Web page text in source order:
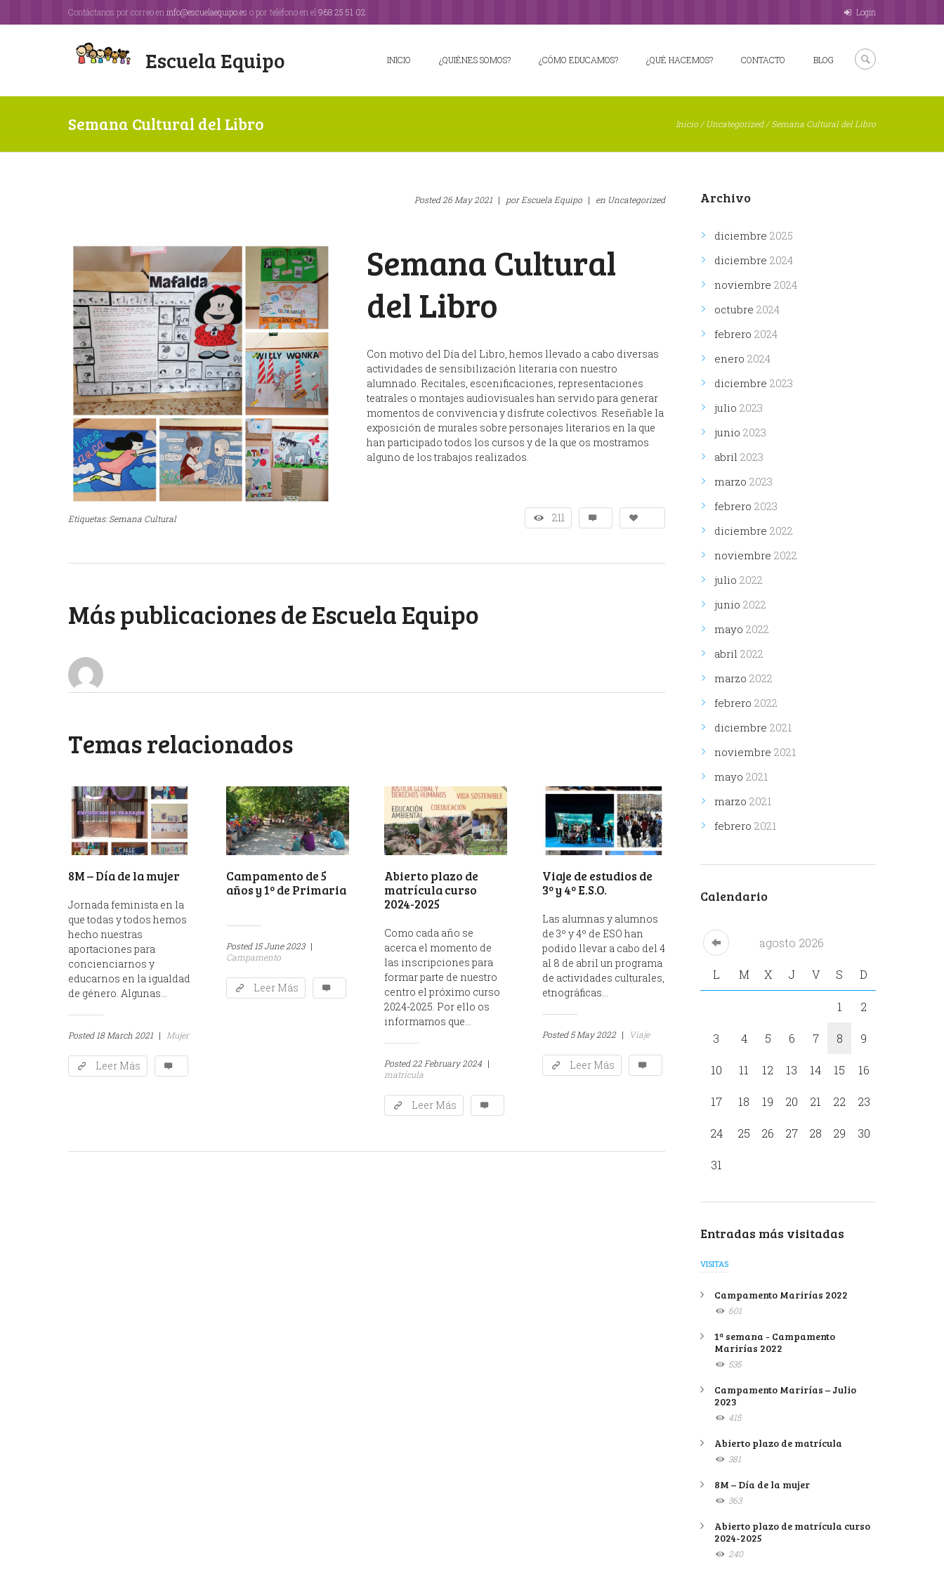
Login
Contáctanos por correo en info@escuelaequipo.es o por teléfono en el 968 25 51 02
Escuela Equipo INICIO ¿QUIÉNES SOMOS? ¿CÓMO EDUCAMOS? ¿QUÉ HACEMOS? CONTACTO BLOG
Inicio / Uncategorized/Semana Cultural del Libro
Semana Cultural del Libro
Posted26 May 2021 | porEscuela Equipo | en Uncategorized
Semana Cultural
del Libro
Con motivo del Día del Libro, hemos llevado a cabo diversas
actividades de sensibilización literaria con nuestro
alumnado. Recitales, escenificaciones, representaciones
teatrales o montajes audiovisuales han servido para generar
momentos de convivencia y disfrute colectivos. Reseñable la
exposición de murales sobre personajes literarios en la que
han participado todos los cursos y de la que os mostramos
alguno de los trabajos realizados.
211
Etiquetas:Semana Cultural
Más publicaciones deEscuela Equipo
Temas relacionados
8M – Día de la mujer
Jornada feminista en la
que todas y todos hemos
hecho nuestras
aportaciones para
concienciarnos y
educarnos en la igualdad
de género. Algunas...
Posted18 March 2021 | Mujer
Leer Más
Campamento de 5
años y 1º de Primaria
Posted15 June 2023 |
Campamento
Leer Más
Abierto plazo de
matrícula curso
2024-2025
Como cada año se
acerca el momento de
las inscripciones para
formar parte de nuestro
centro el próximo curso
2024-2025. Por ello os
informamos que...
Posted22 February 2024 |
matrícula
Leer Más
Viaje de estudios de
3º y 4º E.S.O.
Las alumnas y alumnos
de 3º y 4º de ESO han
podido llevar a cabo del 4
al 8 de abril un programa
de actividades culturales,
etnográficas...
Posted5 May 2022 | Viaje
Leer Más
Archivo
diciembre 2025
diciembre 2024
noviembre 2024
octubre 2024
febrero 2024
enero 2024
diciembre 2023
julio 2023
junio 2023
abril 2023
marzo 2023
febrero 2023
diciembre 2022
noviembre 2022
julio 2022
junio 2022
mayo 2022
abril 2022
marzo 2022
febrero 2022
diciembre 2021
noviembre 2021
mayo 2021
marzo 2021
febrero 2021
Calendario
agosto 2026
L M X J V S D
1 2
3 4 5 6 7 8 9
10 11 12 13 14 15 16
17 18 19 20 21 22 23
24 25 26 27 28 29 30
31
Entradas más visitadas
VISITAS
Campamento Marirías 2022
601
1ª semana - Campamento
Marirías 2022
535
Campamento Marirías – Julio
2023
415
Abierto plazo de matrícula
381
8M – Día de la mujer
363
Abierto plazo de matrícula curso
2024-2025
240